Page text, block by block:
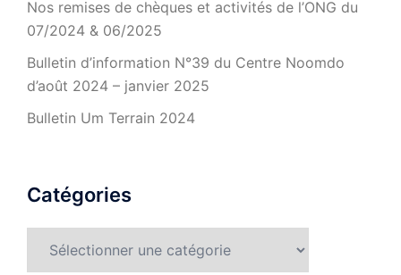
Nos remises de chèques et activités de l’ONG du
07/2024 & 06/2025
Bulletin d’information N°39 du Centre Noomdo
d’août 2024 – janvier 2025
Bulletin Um Terrain 2024
Catégories